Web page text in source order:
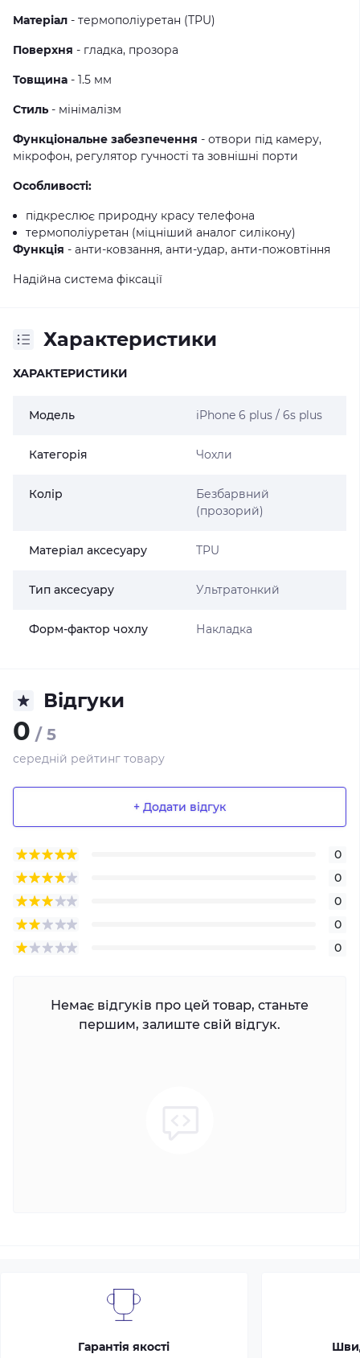
Матеріал - термополiуретан (TPU)
Поверхня - гладка, прозора
Товщина - 1.5 мм
Стиль - мінімалізм
Функціональне забезпечення - отвори під камеру,
мікрофон, регулятор гучності та зовнішні порти
Особливості:
підкреслює природну красу телефона
термополiуретан (міцніший аналог силікону)
Функція - анти-ковзання, анти-удар, анти-пожовтіння
Надійна система фіксації
Характеристики
ХАРАКТЕРИСТИКИ
Модель iPhone 6 plus / 6s plus
Категорія Чохли
Колір
Безбарвний
(прозорий)
Матеріал аксесуару TPU
Тип аксесуару Ультратонкий
Форм-фактор чохлу Накладка
Відгуки
0 / 5
середній рейтинг товару
+ Додати відгук
0
0
0
0
0
Немає відгуків про цей товар, станьте
першим, залиште свій відгук.
Гарантія якості